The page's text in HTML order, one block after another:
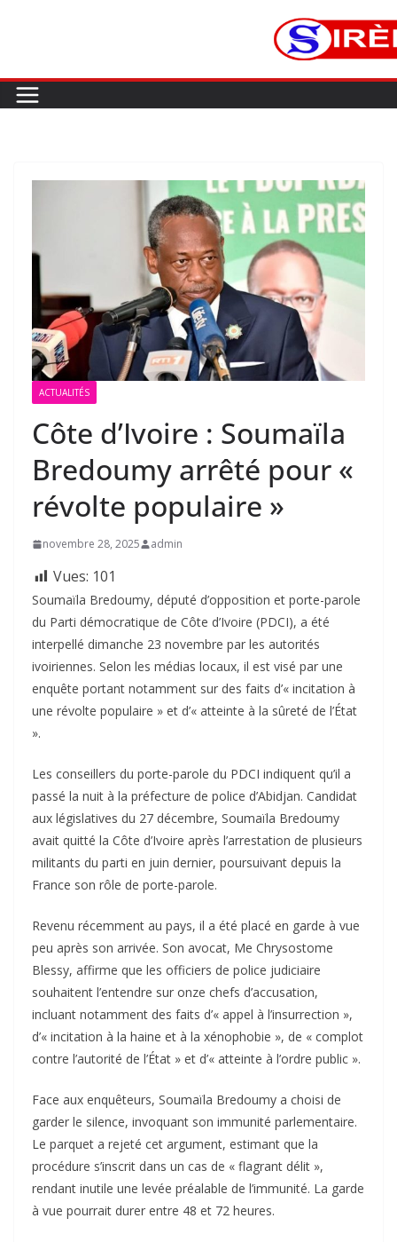
ACTUALITÉS
Côte d’Ivoire : Soumaïla
Bredoumy arrêté pour «
révolte populaire »
novembre 28, 2025 admin
Vues: 101
Soumaïla Bredoumy, député d’opposition et porte-parole
du Parti démocratique de Côte d’Ivoire (PDCI), a été
interpellé dimanche 23 novembre par les autorités
ivoiriennes. Selon les médias locaux, il est visé par une
enquête portant notamment sur des faits d’« incitation à
une révolte populaire » et d’« atteinte à la sûreté de l’État
».
Les conseillers du porte-parole du PDCI indiquent qu’il a
passé la nuit à la préfecture de police d’Abidjan. Candidat
aux législatives du 27 décembre, Soumaïla Bredoumy
avait quitté la Côte d’Ivoire après l’arrestation de plusieurs
militants du parti en juin dernier, poursuivant depuis la
France son rôle de porte-parole.
Revenu récemment au pays, il a été placé en garde à vue
peu après son arrivée. Son avocat, Me Chrysostome
Blessy, affirme que les officiers de police judiciaire
souhaitent l’entendre sur onze chefs d’accusation,
incluant notamment des faits d’« appel à l’insurrection »,
d’« incitation à la haine et à la xénophobie », de « complot
contre l’autorité de l’État » et d’« atteinte à l’ordre public ».
Face aux enquêteurs, Soumaïla Bredoumy a choisi de
garder le silence, invoquant son immunité parlementaire.
Le parquet a rejeté cet argument, estimant que la
procédure s’inscrit dans un cas de « flagrant délit »,
rendant inutile une levée préalable de l’immunité. La garde
à vue pourrait durer entre 48 et 72 heures.